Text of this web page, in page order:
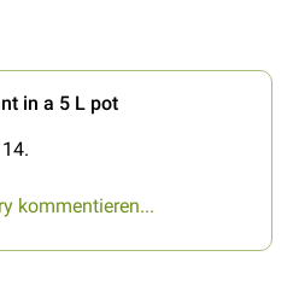
in a 5 L pot
kommentieren...